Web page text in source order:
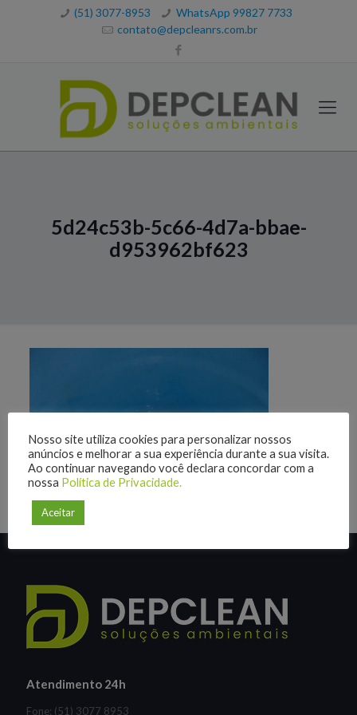
(51) 3077-8953
WhatsApp 99827 7733
contato@depcleanrs.com.br
5d24c53b-5c66-4d7a-bbae-
d953962bf623
Atendimento 24h
Fone: (51) 3077 8953
Nosso site utiliza cookies para personalizar nossos
anúncios e melhorar a sua experiência durante a sua visita.
Ao continuar navegando você declara concordar com a
nossa Política de Privacidade.
Aceitar